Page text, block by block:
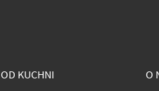
OD KUCHNI
O